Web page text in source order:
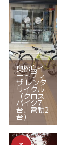
奥松島イ
ートプラ
ザ レンタ
サイクル
（クロス
バイク7
台、電動2
台）